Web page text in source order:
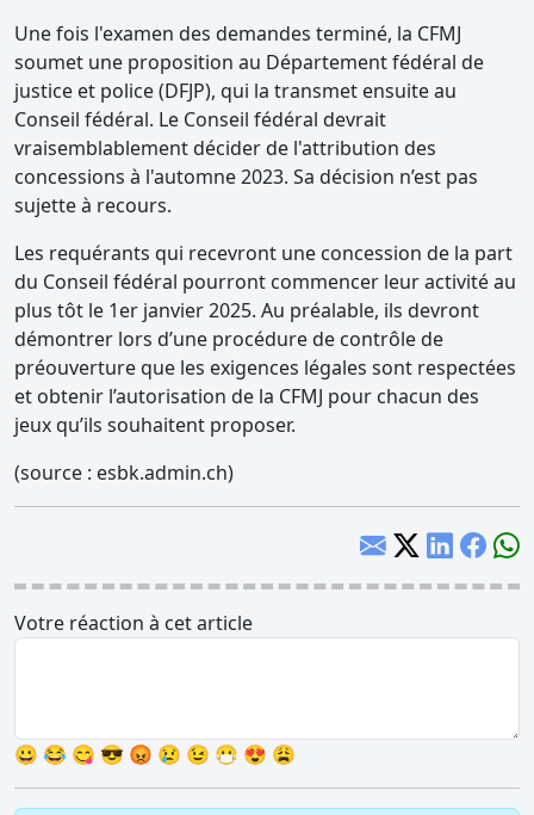
Une fois l'examen des demandes terminé, la CFMJ
soumet une proposition au Département fédéral de
justice et police (DFJP), qui la transmet ensuite au
Conseil fédéral. Le Conseil fédéral devrait
vraisemblablement décider de l'attribution des
concessions à l'automne 2023. Sa décision n’est pas
sujette à recours.
Les requérants qui recevront une concession de la part
du Conseil fédéral pourront commencer leur activité au
plus tôt le 1er janvier 2025. Au préalable, ils devront
démontrer lors d’une procédure de contrôle de
préouverture que les exigences légales sont respectées
et obtenir l’autorisation de la CFMJ pour chacun des
jeux qu’ils souhaitent proposer.
(source : esbk.admin.ch)
Votre réaction à cet article
😀 😂 😋 😎 😡 😢 😉 😷 😍 😩